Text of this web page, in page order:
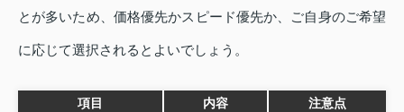
とが多いため、価格優先かスピード優先か、ご自身のご希望
に応じて選択されるとよいでしょう。
項目 内容 注意点